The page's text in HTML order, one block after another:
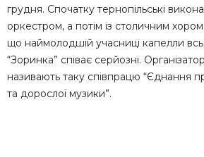
грудня. Спочатку тернопільські
оркестром, а потім із столичним
що наймолодшій учасниці капелли
“Зоринка” співає серйозні.
називають таку співпрацю “Єднання
та дорослої музики”.